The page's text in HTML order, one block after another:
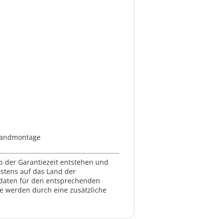
der Garantiezeit entstehen und
auf das Land der
für den entsprechenden
werden durch eine zusätzliche